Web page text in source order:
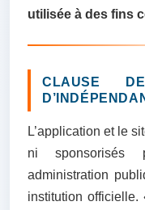
utilisée à des fins
CLAUSE
L’application et le
ni sponsorisés
administration
institution officielle.